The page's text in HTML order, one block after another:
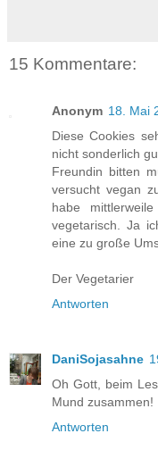
15 Kommentare:
Anonym 18. Mai
Diese Cookies
nicht sonderlich
Freundin bitten
versucht vegan
habe
vegetarisch. Ja
eine zu große
Der Vegetarier
Antworten
DaniSojasahne
Oh Gott, beim
Mund zusammen!
Antworten